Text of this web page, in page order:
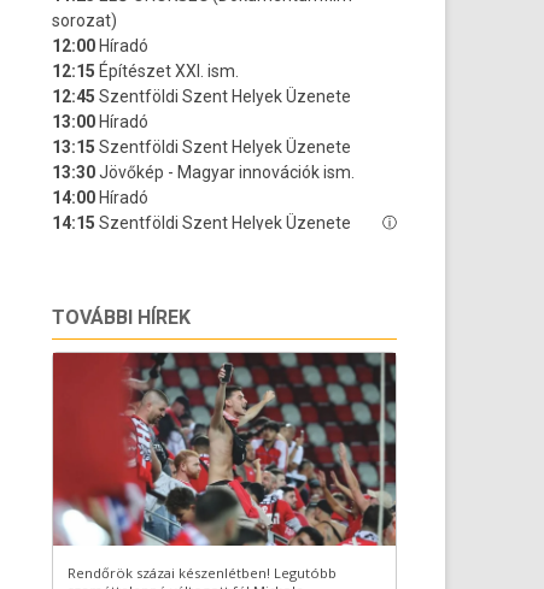
TOVÁBBI HÍREK